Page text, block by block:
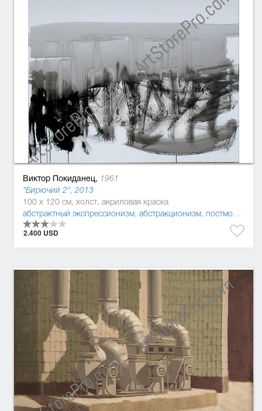
Виктор Покиданец, 1961
"Бирючий 2", 2013
100 x 120 см, холст, акриловая краска
абстрактный экспрессионизм, абстракционизм, постмодернизм
2.400 USD